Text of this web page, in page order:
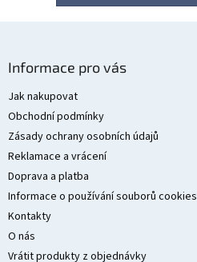
Informace pro vás
Jak nakupovat
Obchodní podmínky
Zásady ochrany osobních údajů
Reklamace a vrácení
Doprava a platba
Informace o používání souborů cookies
Kontakty
O nás
Vrátit produkty z objednávky